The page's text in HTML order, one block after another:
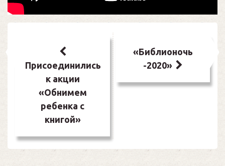
записям
Присоединились
к акции
«Обнимем
ребенка с
книгой»
«Библионочь
-2020»